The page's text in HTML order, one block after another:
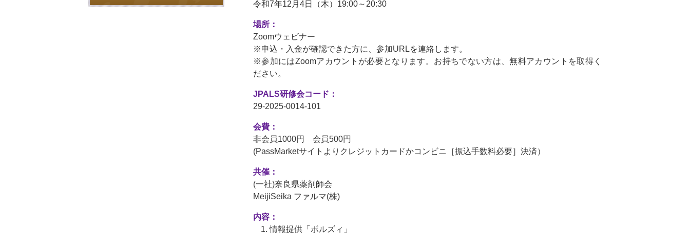
令和7年12月4日（木）19:00～20:30
場所：
Zoomウェビナー
※申込・入金が確認できた方に、参加URLを連絡します。
※参加にはZoomアカウントが必要となります。お持ちでない方は、無料アカウントを取得く
ださい。
JPALS研修会コード：
29-2025-0014-101
会費：
非会員1000円 会員500円
(PassMarketサイトよりクレジットカードかコンビニ［振込手数料必要］決済）
共催：
(一社)奈良県薬剤師会
MeijiSeika ファルマ(株)
内容：
情報提供「ボルズィ」